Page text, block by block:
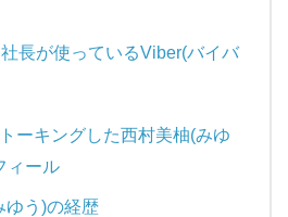
長が使っているViber(バイバ
ーキングした西村美柚(みゆ
ィール
ゆう)の経歴